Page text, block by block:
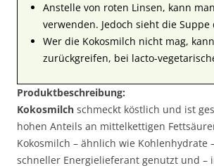
Anstelle von roten Linsen, kann
verwenden. Jedoch sieht die
Wer die Kokosmilch nicht mag,
zurückgreifen, bei lacto-
Produktbeschreibung:
Kokosmilch schmeckt köstlich und ist
hohen Anteils an mittelkettigen
Kokosmilch – ähnlich wie Kohlenhydrate
schneller Energielieferant genutzt und –